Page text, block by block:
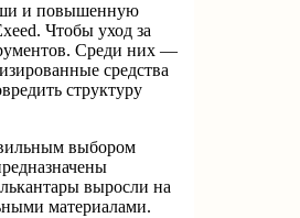
и повышенную
Чтобы уход за
Среди них —
средства
структуру
выбором
выросли на
материалами.